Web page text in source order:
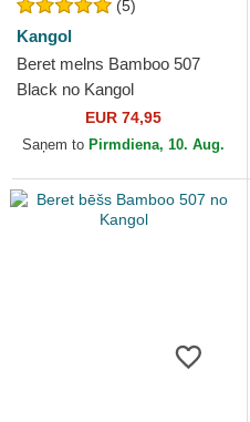
(5)
Kangol
Beret melns Bamboo 507
Black no Kangol
EUR 74,95
Saņem to Pirmdiena, 10. Aug.